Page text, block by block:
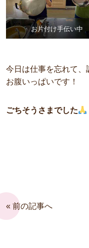
お片付け手伝い中
今日は仕事を忘れて
お腹いっぱいです！
ごちそうさまでした
« 前の記事へ